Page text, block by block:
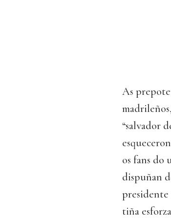
As
“salvador
os fans
dispuñan
presidente
tiña